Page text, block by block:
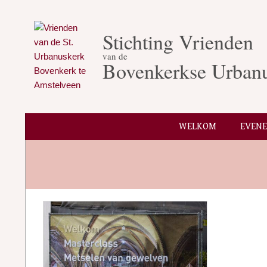
Stichting Vrienden
van de
Bovenkerkse
WELKOM